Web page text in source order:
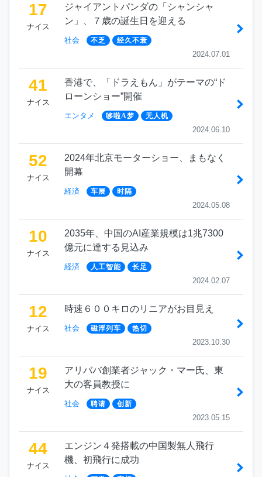
17
ナイス
ジャイアントパンダの「シャンシャ
ン」、７歳の誕生日を迎える
社会 不乏 经久不衰
2024.07.01
41
ナイス
香港で、「ドラえもん」がテーマの“ド
ローンショー”開催
エンタメ 哆啦A梦 无人机
2024.06.10
52
ナイス
2024年北京モーターショー、まもなく
開幕
経済 车展 时隔
2024.05.08
10
ナイス
2035年、中国のAI産業規模は1兆7300
億元に達する見込み
経済 人工智能 长足
2024.02.07
12
ナイス
時速６００キロのリニアがお目見え
社会 磁浮列车 热切
2023.10.30
19
ナイス
アリババ創業者ジャック・マー氏、東
大の客員教授に
社会 聘请 创新
2023.05.15
44
ナイス
エンジン４発搭載の中国製無人飛行
機、初飛行に成功